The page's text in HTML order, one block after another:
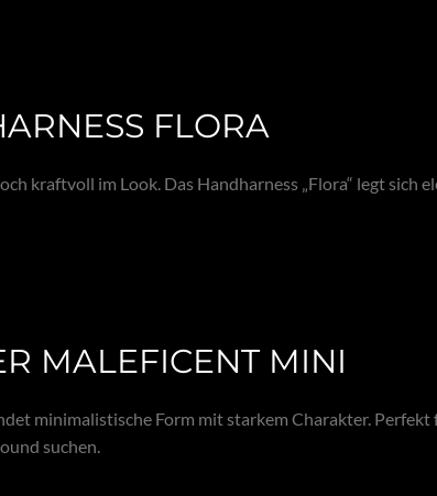
FLORA
kraftvoll im Look. Das Handharness „Flora“ legt sich
MALEFICENT MINI
minimalistische Form mit starkem Charakter.
suchen.